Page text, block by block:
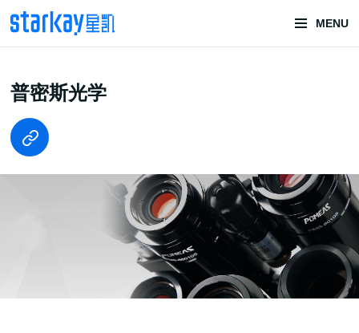
MENU
头部潮玩
技术服务商
潮玩技术解决方案
普密斯光学